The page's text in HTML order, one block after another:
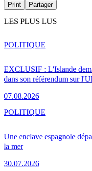
Print Partager
LES PLUS LUS
EXCLUSIF : L'Islande
dans son référendum sur
07.08.2026
POLITIQUE
Une enclave espagnole
la mer
30.07.2026
POLITIQUE